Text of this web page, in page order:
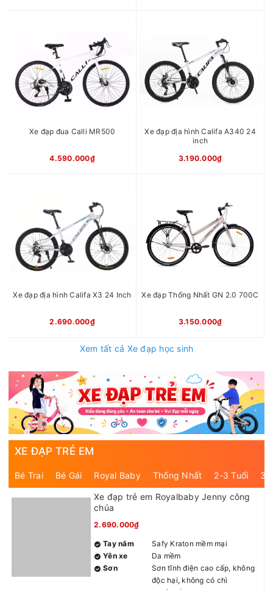
Xe đạp đua Calli MR500
4.590.000₫
Xe đạp địa hình Califa A340 24
inch
3.190.000₫
Xe đạp địa hình Califa X3 24 Inch
2.690.000₫
Xe đạp Thống Nhất GN 2.0 700C
3.150.000₫
Xem tất cả Xe đạp học sinh
XE ĐẠP TRẺ EM
Bé Trai Bé Gái Royal Baby Thống Nhất 2-3 Tuổi 3-
Xe đạp trẻ em Royalbaby Jenny công
chúa
2.690.000₫
Tay nắm
Safy Kraton mềm mại
Yên xe
Da mềm
Sơn
Sơn tĩnh điện cao cấp, không
độc hại, không có chì